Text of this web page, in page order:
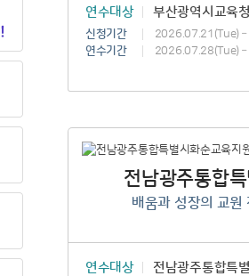
연수대상 부산광역시교육
신청기간
2026.07.21(Tue)
연수기간
2026.07.28(Tue)
전남광주통합
배움과 성장의 교원
연수대상
전남광주통합특별시